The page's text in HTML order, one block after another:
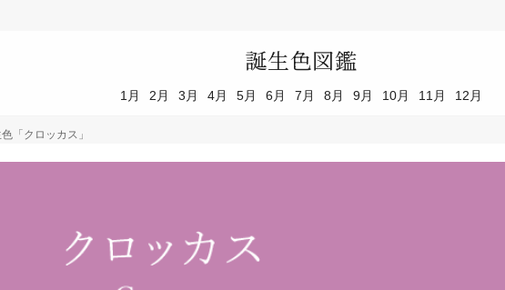
誕生色図鑑
1月 2月 3月 4月 5月 6月 7月 8月 9月 10月 11月 12月
「クロッカス」